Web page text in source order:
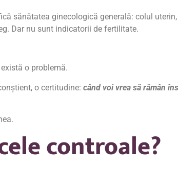
sănătatea ginecologică generală: colul
Dar nu sunt indicatorii de fertilitate.
o problemă.
o certitudine: când voi vrea să rămân
controale?